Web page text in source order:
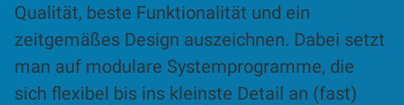
Qualität, beste Funktionalität und ein
zeitgemäßes Design auszeichnen. Dabei setzt
man auf modulare Systemprogramme, die
sich flexibel bis ins kleinste Detail an (fast)